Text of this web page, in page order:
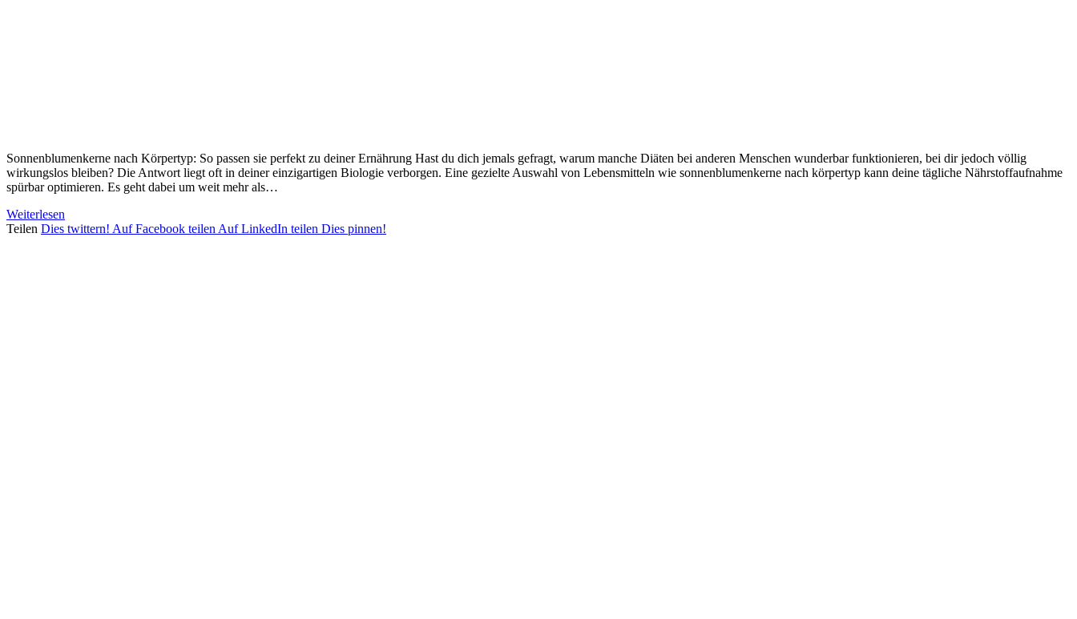
Sonnenblumenkerne nach Körpertyp: So passen sie perfekt zu deiner Ernährung Hast du dich jemals gefragt, warum manche Diäten bei anderen Menschen wunderbar funktionieren, bei dir jedoch völlig
wirkungslos bleiben? Die Antwort liegt oft in deiner einzigartigen Biologie verborgen. Eine gezielte Auswahl von Lebensmitteln wie sonnenblumenkerne nach körpertyp kann deine tägliche Nährstoffaufnahme
spürbar optimieren. Es geht dabei um weit mehr als…
Weiterlesen
Teilen Dies twittern! Auf Facebook teilen Auf LinkedIn teilen Dies pinnen!